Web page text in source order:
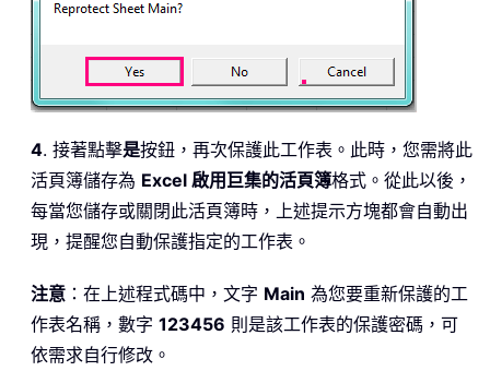
4. 接著點擊是按鈕，再次保護此工作表。此時，您需將此
活頁簿儲存為 Excel 啟用巨集的活頁簿格式。從此以後，
每當您儲存或關閉此活頁簿時，上述提示方塊都會自動出
現，提醒您自動保護指定的工作表。
注意 ：在上述程式碼中，文字 Main 為您要重新保護的工
作表名稱，數字 123456 則是該工作表的保護密碼，可
依需求自行修改。